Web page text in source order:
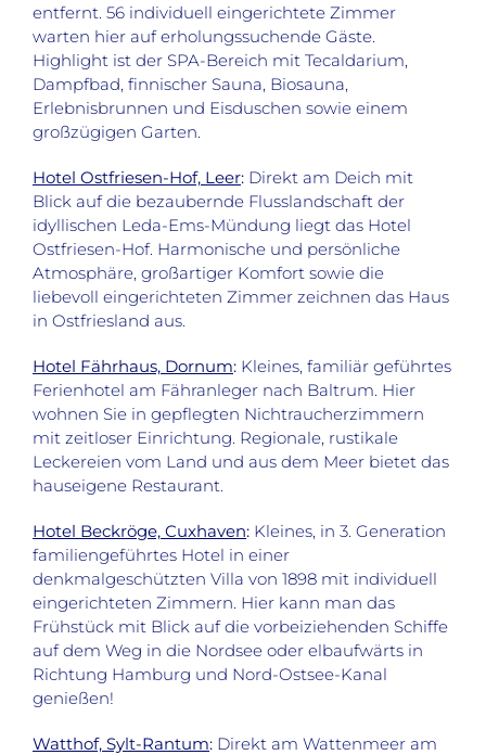
entfernt. 56 individuell eingerichtete Zimmer
warten hier auf erholungssuchende Gäste.
Highlight ist der SPA-Bereich mit Tecaldarium,
Dampfbad, finnischer Sauna, Biosauna,
Erlebnisbrunnen und Eisduschen sowie einem
großzügigen Garten.
Hotel Ostfriesen-Hof, Leer: Direkt am Deich mit
Blick auf die bezaubernde Flusslandschaft der
idyllischen Leda-Ems-Mündung liegt das Hotel
Ostfriesen-Hof. Harmonische und persönliche
Atmosphäre, großartiger Komfort sowie die
liebevoll eingerichteten Zimmer zeichnen das Haus
in Ostfriesland aus.
Hotel Fährhaus, Dornum: Kleines, familiär geführtes
Ferienhotel am Fähranleger nach Baltrum. Hier
wohnen Sie in gepflegten Nichtraucherzimmern
mit zeitloser Einrichtung. Regionale, rustikale
Leckereien vom Land und aus dem Meer bietet das
hauseigene Restaurant.
Hotel Beckröge, Cuxhaven: Kleines, in 3. Generation
familiengeführtes Hotel in einer
denkmalgeschützten Villa von 1898 mit individuell
eingerichteten Zimmern. Hier kann man das
Frühstück mit Blick auf die vorbeiziehenden Schiffe
auf dem Weg in die Nordsee oder elbaufwärts in
Richtung Hamburg und Nord-Ostsee-Kanal
genießen!
Watthof, Sylt-Rantum: Direkt am Wattenmeer am